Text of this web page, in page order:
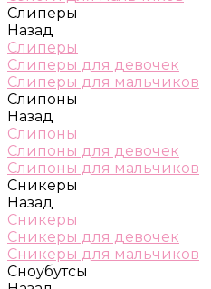
Слиперы
Назад
Слиперы
Слиперы для девочек
Слиперы для мальчиков
Слипоны
Назад
Слипоны
Слипоны для девочек
Слипоны для мальчиков
Сникеры
Назад
Сникеры
Сникеры для девочек
Сникеры для мальчиков
Сноубутсы